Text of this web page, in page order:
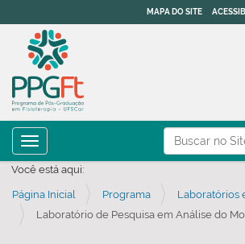
Busca
Busca
MAPA DO SITE
Toggle navigation
Você está aqui:
Página Inicial Programa
Laboratórios
Laboratório de Pesquisa em Análise do